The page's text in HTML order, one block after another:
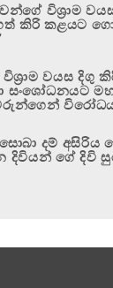
විශ්‍රාම
කිරි කළයට
වයස දිගු
සංශෝධනයට
දම් අසිරිය
දිවියන් ගේ දිවි